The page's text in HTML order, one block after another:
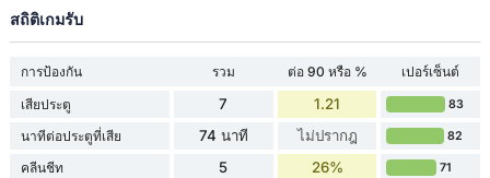
สถิติเกมรับ
การป้องกัน รวม ต่อ 90 หรือ %
เปอร์เซ็นต์
เสียประตู
7 1.21 83
นาทีต่อประตูที่เสีย 74 นาที ไม่ปรากฎ 82
คลีนชีท 5 26% 71